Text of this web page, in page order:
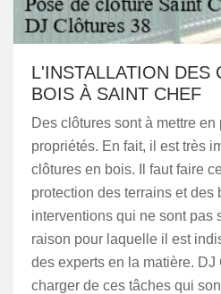
L'INSTALLATION DES
BOIS À SAINT CHEF
Des clôtures sont à mettre
propriétés. En fait, il est très
clôtures en bois. Il faut faire
protection des terrains et des
interventions qui ne sont pas
raison pour laquelle il est
des experts en la matière.
charger de ces tâches qui